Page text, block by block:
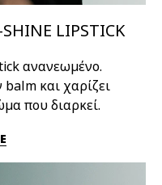
SHINE LIPSTICK
ανανεωμένο.
balm και χαρίζει
που διαρκεί.